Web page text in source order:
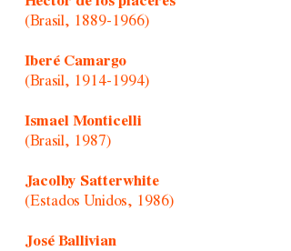
(Brasil, 1889-1966)
Iberé Camargo
(Brasil, 1914-1994)
Ismael Monticelli
(Brasil, 1987)
Jacolby Satterwhite
(Estados Unidos, 1986)
José Ballivian